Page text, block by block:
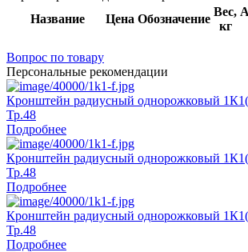
Название
Цена Обозначение
Вес,
кг
Вопрос по товару
Персональные рекомендации
Кронштейн радиусный однорожковый
Тр.48
Подробнее
Кронштейн радиусный однорожковый
Тр.48
Подробнее
Кронштейн радиусный однорожковый
Тр.48
Подробнее